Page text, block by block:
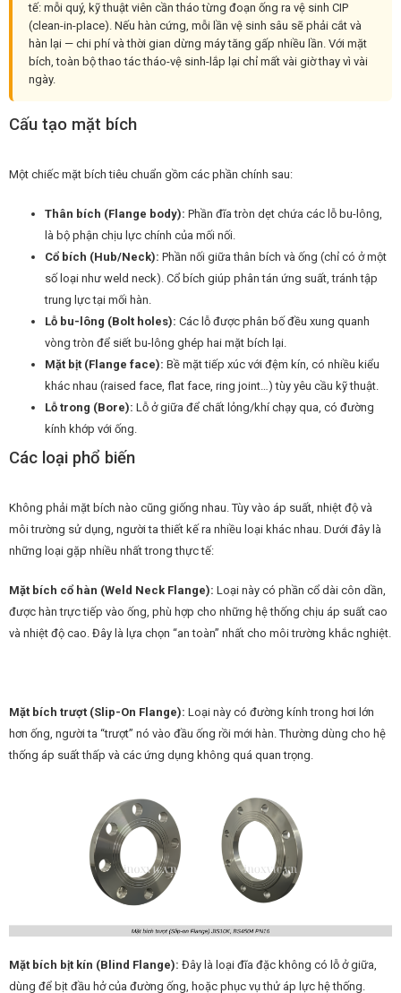
tế: mỗi quý, kỹ thuật viên cần tháo từng đoạn ống ra vệ sinh CIP
(clean-in-place). Nếu hàn cứng, mỗi lần vệ sinh sâu sẽ phải cắt và
hàn lại — chi phí và thời gian dừng máy tăng gấp nhiều lần. Với mặt
bích, toàn bộ thao tác tháo-vệ sinh-lắp lại chỉ mất vài giờ thay vì vài
ngày.
Cấu tạo mặt bích
Một chiếc mặt bích tiêu chuẩn gồm các phần chính sau:
Thân bích (Flange body): Phần đĩa tròn dẹt chứa các lỗ bu-lông,
là bộ phận chịu lực chính của mối nối.
Cổ bích (Hub/Neck): Phần nối giữa thân bích và ống (chỉ có ở một
số loại như weld neck). Cổ bích giúp phân tán ứng suất, tránh tập
trung lực tại mối hàn.
Lỗ bu-lông (Bolt holes): Các lỗ được phân bố đều xung quanh
vòng tròn để siết bu-lông ghép hai mặt bích lại.
Mặt bịt (Flange face): Bề mặt tiếp xúc với đệm kín, có nhiều kiểu
khác nhau (raised face, flat face, ring joint…) tùy yêu cầu kỹ thuật.
Lỗ trong (Bore): Lỗ ở giữa để chất lỏng/khí chạy qua, có đường
kính khớp với ống.
Các loại phổ biến
Không phải mặt bích nào cũng giống nhau. Tùy vào áp suất, nhiệt độ và
môi trường sử dụng, người ta thiết kế ra nhiều loại khác nhau. Dưới đây là
những loại gặp nhiều nhất trong thực tế:
Mặt bích cổ hàn (Weld Neck Flange): Loại này có phần cổ dài côn dần,
được hàn trực tiếp vào ống, phù hợp cho những hệ thống chịu áp suất cao
và nhiệt độ cao. Đây là lựa chọn “an toàn” nhất cho môi trường khắc nghiệt.
Mặt bích trượt (Slip-On Flange): Loại này có đường kính trong hơi lớn
hơn ống, người ta “trượt” nó vào đầu ống rồi mới hàn. Thường dùng cho hệ
thống áp suất thấp và các ứng dụng không quá quan trọng.
Mặt bích bịt kín (Blind Flange): Đây là loại đĩa đặc không có lỗ ở giữa,
dùng để bịt đầu hở của đường ống, hoặc phục vụ thử áp lực hệ thống.